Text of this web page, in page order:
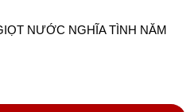
NƯỚC NGHĨA TÌNH NĂM